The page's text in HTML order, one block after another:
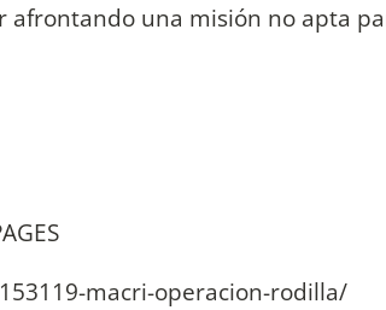
afrontando una misión no apta
macri-operacion-rodilla/